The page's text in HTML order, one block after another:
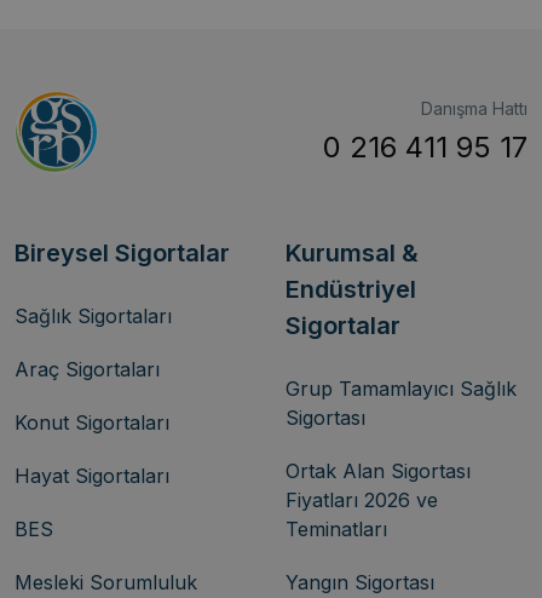
Danışma Hattı
0 216 411 95 17
Bireysel Sigortalar
Sağlık Sigortaları
Araç Sigortaları
Konut Sigortaları
Hayat Sigortaları
BES
Mesleki Sorumluluk
Kurumsal &
Endüstriyel
Sigortalar
Grup Tamamlayıcı Sağlık
Sigortası
Ortak Alan Sigortası
Fiyatları 2026 ve
Teminatları
Yangın Sigortası